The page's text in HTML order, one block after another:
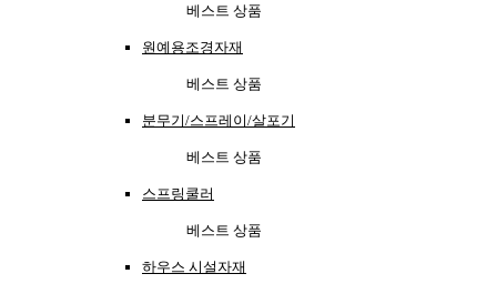
베스트 상품
원예용조경자재
베스트 상품
분무기/스프레이/살포기
베스트 상품
스프링쿨러
베스트 상품
하우스 시설자재